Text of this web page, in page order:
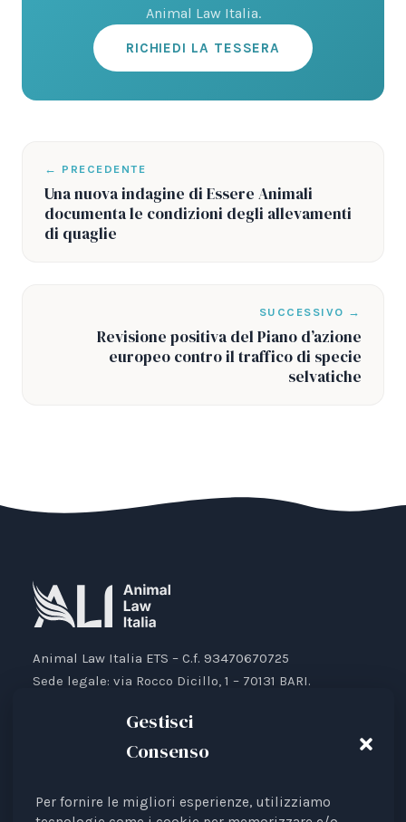
Gestisci
Consenso
Per fornire le migliori esperienze, utilizziamo
Animal Law Italia.
RICHIEDI LA TESSERA
← PRECEDENTE
Una nuova indagine di Essere Animali
documenta le condizioni degli allevamenti
di quaglie
SUCCESSIVO →
Revisione positiva del Piano d’azione
europeo contro il traffico di specie
selvatiche
Animal Law Italia ETS – C.f. 93470670725
Sede legale: via Rocco Dicillo, 1 – 70131 BARI.
Animal Law Italia è un Ente del Terzo Settore avente